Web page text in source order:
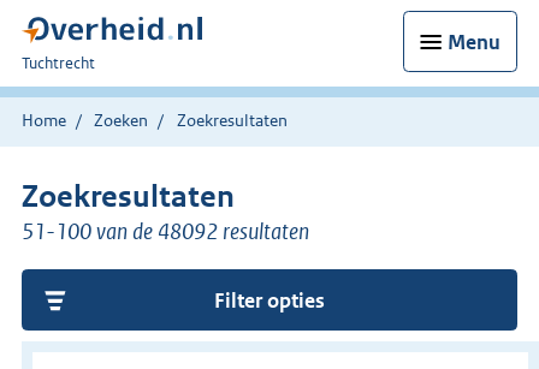
Menu
U
bent
hier:
Tuchtrecht
Home Zoeken Zoekresultaten
Zoekresultaten
51-100 van de 48092 resultaten
Filter opties